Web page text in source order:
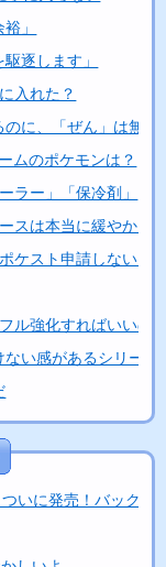
」
逐します」
入れた？
に、「ぜん」は無い
ムのポケモンは？
ラー」「保冷剤」
スは本当に緩やかに...
ケスト申請しないと
ル強化すればいいの
い感があるシリーズ
いに発売！バック...